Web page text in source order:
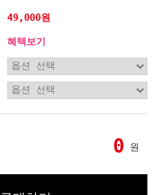
49,000원
혜택보기
0 원